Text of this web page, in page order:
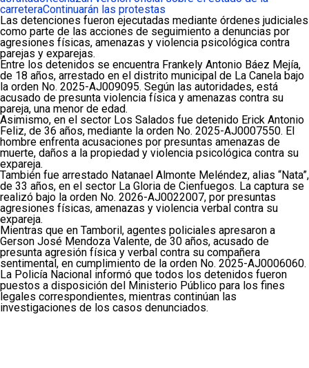
carreteraContinuarán las protestas
Las detenciones fueron ejecutadas mediante órdenes judiciales
como parte de las acciones de seguimiento a denuncias por
agresiones físicas, amenazas y violencia psicológica contra
parejas y exparejas.
Entre los detenidos se encuentra Frankely Antonio Báez Mejía,
de 18 años, arrestado en el distrito municipal de La Canela bajo
la orden No. 2025-AJ009095. Según las autoridades, está
acusado de presunta violencia física y amenazas contra su
pareja, una menor de edad.
Asimismo, en el sector Los Salados fue detenido Erick Antonio
Feliz, de 36 años, mediante la orden No. 2025-AJ0007550. El
hombre enfrenta acusaciones por presuntas amenazas de
muerte, daños a la propiedad y violencia psicológica contra su
expareja.
También fue arrestado Natanael Almonte Meléndez, alias “Nata”,
de 33 años, en el sector La Gloria de Cienfuegos. La captura se
realizó bajo la orden No. 2026-AJ0022007, por presuntas
agresiones físicas, amenazas y violencia verbal contra su
expareja.
Mientras que en Tamboril, agentes policiales apresaron a
Gerson José Mendoza Valente, de 30 años, acusado de
presunta agresión física y verbal contra su compañera
sentimental, en cumplimiento de la orden No. 2025-AJ0006060.
La Policía Nacional informó que todos los detenidos fueron
puestos a disposición del Ministerio Público para los fines
legales correspondientes, mientras continúan las
investigaciones de los casos denunciados.